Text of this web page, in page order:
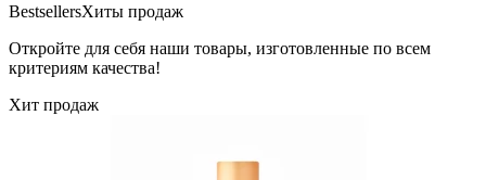
BestsellersХиты продаж
Откройте для себя наши товары, изготовленные по всем
критериям качества!
Хит продаж